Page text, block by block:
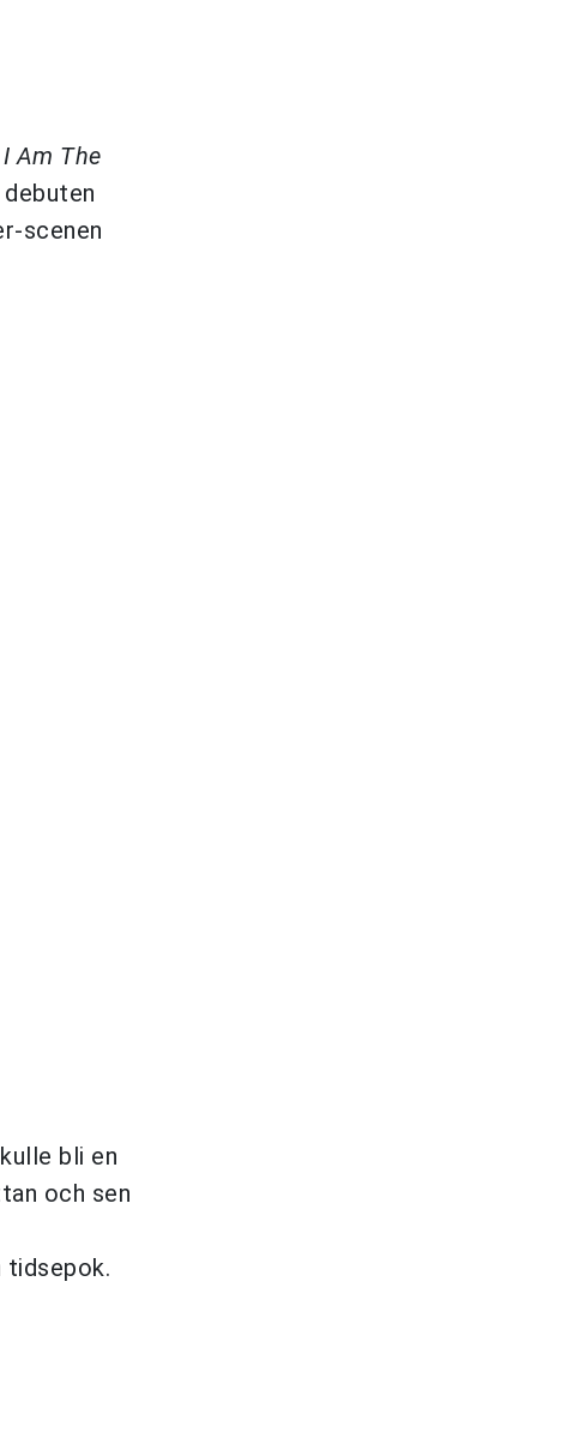
I Am The
scenen
bli en
och sen
tidsepok.